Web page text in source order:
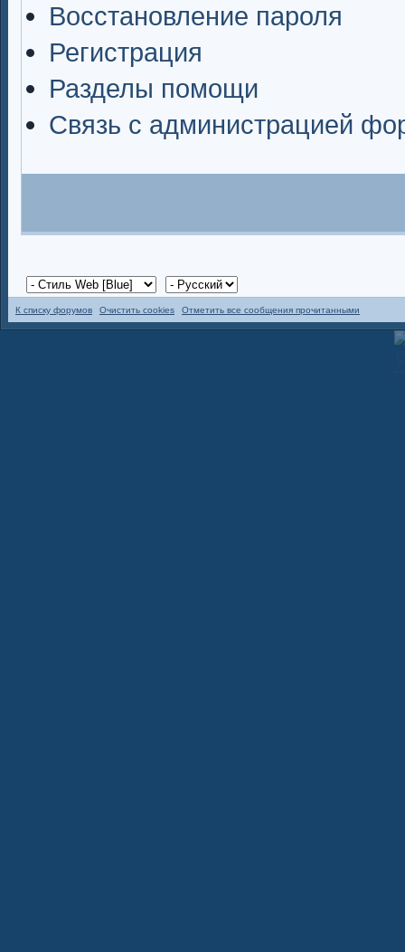
Восстановление пароля
Регистрация
Разделы помощи
Связь с администрацией
К списку форумов Очистить cookies Отметить все сообщения прочитанными